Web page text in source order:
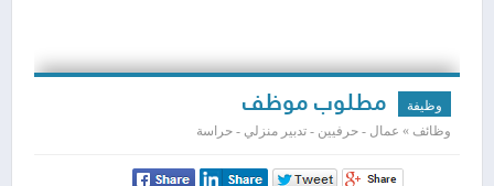
وظيفة مطلوب موظف
وظائف » عمال - حرفيين - تدبير منزلي - حراسة